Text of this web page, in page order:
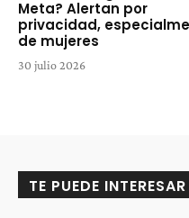
Meta? Alertan por
privacidad,
de mujeres
30 julio 2026
TE PUEDE INTERESAR